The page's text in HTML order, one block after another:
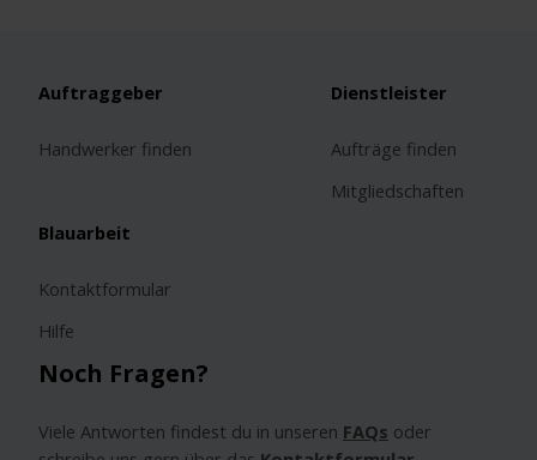
Noch Fragen?
Viele Antworten findest du in unseren FAQs oder
Auftraggeber
Handwerker finden
Dienstleister
Aufträge finden
Mitgliedschaften
Blauarbeit
Kontaktformular
Hilfe